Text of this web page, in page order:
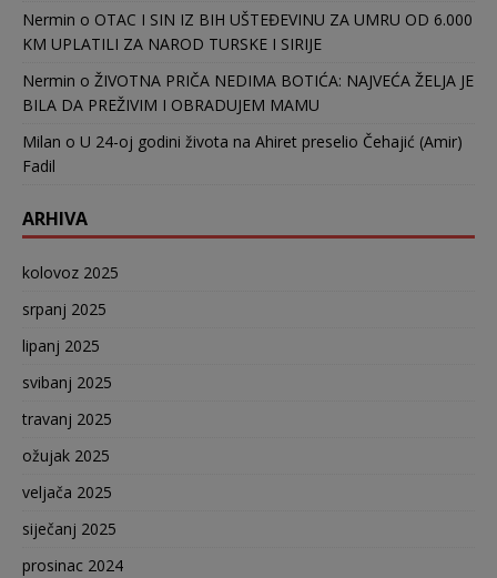
Nermin o OTAC I SIN IZ BIH UŠTEĐEVINU ZA UMRU OD 6.000
KM UPLATILI ZA NAROD TURSKE I SIRIJE
Nermin o ŽIVOTNA PRIČA NEDIMA BOTIĆA: NAJVEĆA ŽELJA JE
BILA DA PREŽIVIM I OBRADUJEM MAMU
Milan o U 24-oj godini života na Ahiret preselio Čehajić (Amir)
Fadil
ARHIVA
kolovoz 2025
srpanj 2025
lipanj 2025
svibanj 2025
travanj 2025
ožujak 2025
veljača 2025
siječanj 2025
prosinac 2024